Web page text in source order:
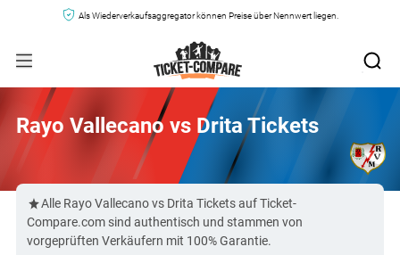
Als Wiederverkaufsaggregator können Preise über Nennwert liegen.
Rayo Vallecano vs Drita Tickets
Alle Rayo Vallecano vs Drita Tickets auf Ticket-
Compare.com sind authentisch und stammen von
vorgeprüften Verkäufern mit 100% Garantie.